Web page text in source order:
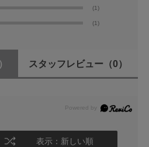
(1)
(1)
スタッフレビュー （0）
表示：新しい順